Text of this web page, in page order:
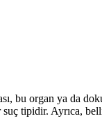
organ ya da
tipidir. Ayrıca,